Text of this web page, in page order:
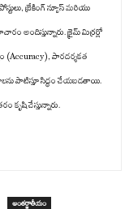
బ్రేకింగ్ న్యూస్ మరియు
అందిస్తున్నారు. క్రైమ్ మిర్రర్లో
(Accuracy), పారదర్శకత
పాటిస్తూ సిద్ధం చేయబడతాయి.
కృషి చేస్తున్నారు.
అంతర్జాతీయం